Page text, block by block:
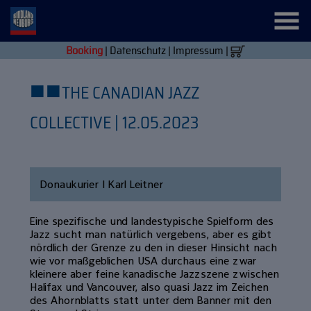
Booking| Datenschutz| Impressum |
■■THE CANADIAN JAZZ
COLLECTIVE | 12.05.2023
Donaukurier | Karl Leitner
Eine spezifische und landestypische Spielform des
Jazz sucht man natürlich vergebens, aber es gibt
nördlich der Grenze zu den in dieser Hinsicht nach
wie vor maßgeblichen USA durchaus eine zwar
kleinere aber feine kanadische Jazzszene zwischen
Halifax und Vancouver, also quasi Jazz im Zeichen
des Ahornblatts statt unter dem Banner mit den